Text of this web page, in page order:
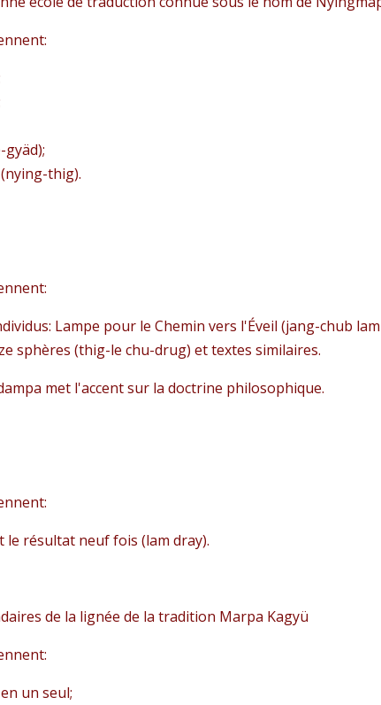
thig).
Lampe pour le Chemin vers l'Éveil (jang-chub
sphères (thig-le chu-drug) et textes similaires.
met l'accent sur la doctrine philosophique.
résultat neuf fois (lam dray).
de la lignée de la tradition Marpa Kagyü
un seul;